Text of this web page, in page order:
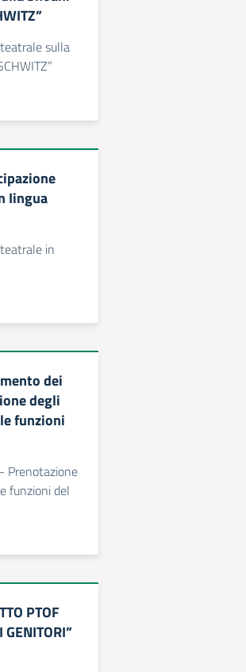
sulla
Iingua
in
dei
degli
funzioni
Prenotazione
funzioni del
PTOF
GENITORI”